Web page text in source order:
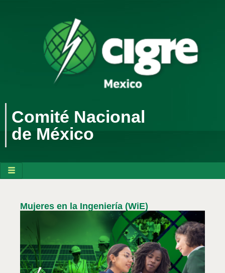
Comité Nacional
de México
Mujeres en la Ingeniería (WiE)